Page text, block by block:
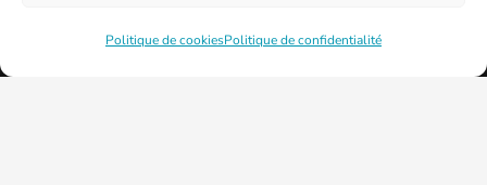
Politique de cookiesPolitique de confidentialité